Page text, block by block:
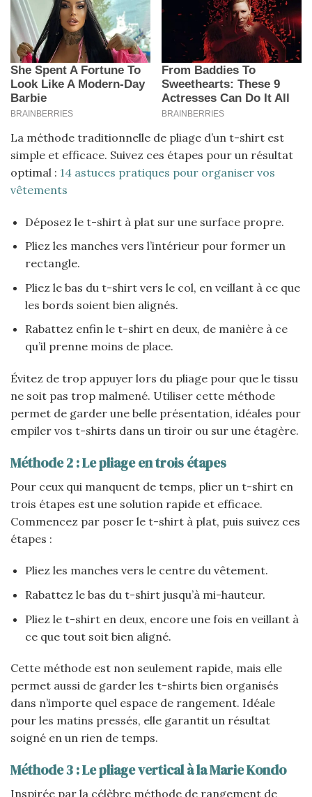
La méthode traditionnelle de pliage d’un t-shirt est
simple et efficace. Suivez ces étapes pour un résultat
optimal : 14 astuces pratiques pour organiser vos
vêtements
Déposez le t-shirt à plat sur une surface propre.
Pliez les manches vers l’intérieur pour former un
rectangle.
Pliez le bas du t-shirt vers le col, en veillant à ce que
les bords soient bien alignés.
Rabattez enfin le t-shirt en deux, de manière à ce
qu’il prenne moins de place.
Évitez de trop appuyer lors du pliage pour que le tissu
ne soit pas trop malmené. Utiliser cette méthode
permet de garder une belle présentation, idéales pour
empiler vos t-shirts dans un tiroir ou sur une étagère.
Méthode 2 : Le pliage en trois étapes
Pour ceux qui manquent de temps, plier un t-shirt en
trois étapes est une solution rapide et efficace.
Commencez par poser le t-shirt à plat, puis suivez ces
étapes :
Pliez les manches vers le centre du vêtement.
Rabattez le bas du t-shirt jusqu’à mi-hauteur.
Pliez le t-shirt en deux, encore une fois en veillant à
ce que tout soit bien aligné.
Cette méthode est non seulement rapide, mais elle
permet aussi de garder les t-shirts bien organisés
dans n’importe quel espace de rangement. Idéale
pour les matins pressés, elle garantit un résultat
soigné en un rien de temps.
Méthode 3 : Le pliage vertical à la Marie Kondo
Inspirée par la célèbre méthode de rangement de